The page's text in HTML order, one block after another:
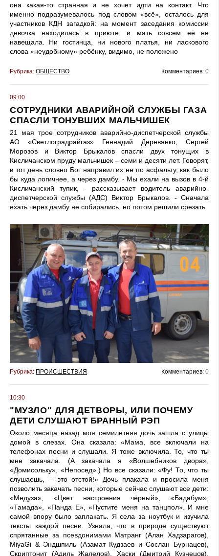
она какая-то странная и не хочет идти на контакт. Что
именно подразумевалось под словом «всё», осталось для
участников КДН загадкой: на момент заседания комиссии
девочка находилась в приюте, и мать совсем её не
навещала. Ни гостинца, ни нового платья, ни ласкового
слова «неудобному» ребёнку, видимо, не положено
Рубрика: ОБЩЕСТВО Комментариев: 0
09:00
СОТРУДНИКИ АВАРИЙНОЙ СЛУЖБЫ ГАЗА
СПАСЛИ ТОНУВШИХ МАЛЬЧИШЕК
21 мая трое сотрудников аварийно-диспетчерской службы
АО «Светлоградрайгаз» Геннадий Деревянко, Сергей
Морозов и Виктор Брыкалов спасли двух тонущих в
Кисличанском пруду мальчишек – семи и десяти лет. Говорят,
в тот день словно Бог направил их не по асфальту, как было
бы куда логичнее, а через дамбу. - Мы ехали на вызов в 4-й
Кисличанский тупик, - рассказывает водитель аварийно-
диспетчерской службы (АДС) Виктор Брыкалов. - Сначала
ехать через дамбу не собирались, но потом решили срезать.
Рубрика: ПРОИСШЕСТВИЯ Комментариев: 0
10:30
"МУЗЛО" ДЛЯ ДЕТВОРЫ, ИЛИ ПОЧЕМУ
ДЕТИ СЛУШАЮТ БРАННЫЙ РЭП
Около месяца назад моя семилетняя дочь зашла с улицы
домой в слезах. Она сказала: «Мама, все включали на
телефонах песни и слушали. Я тоже включила. То, что ты
мне закачала. (А закачала я «Волшебников двора»,
«Домисольку», «Непосед».) Но все сказали: «Фу! То, что ты
слушаешь, – это отстой!» Дочь плакала и просила меня
позволить закачать песни, которые сейчас слушают все дети:
«Медуза», «Цвет настроения чёрный», «Бадабум»,
«Тамада», «Панда Е», «Пустите меня на танцпол». И мне
самой впору было заплакать. Я села за ноутбук и изучила
тексты каждой песни. Узнала, что в природе существуют
спрятанные за псевдонимами Матранг (Алан Хадзарагов),
MiyaGi & Эндшпиль (Азамат Кудзаев и Сослан Бурнацев),
Скриптонит (Адиль Жалелов), Хаски (Дмитрий Кузнецов),